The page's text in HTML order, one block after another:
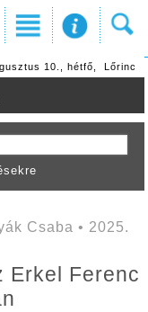
10., hétfő, Lőrinc
Csaba • 2025.
Erkel Ferenc